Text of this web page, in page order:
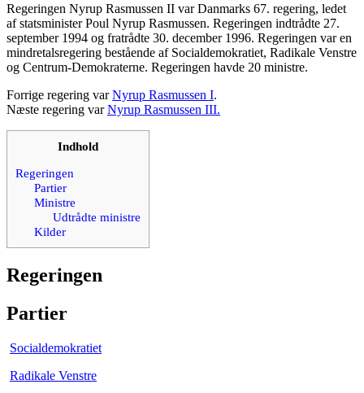
Regeringen Nyrup Rasmussen II var Danmarks 67. regering, ledet
af statsminister Poul Nyrup Rasmussen. Regeringen indtrådte 27.
september 1994 og fratrådte 30. december 1996. Regeringen var en
mindretalsregering bestående af Socialdemokratiet, Radikale Venstre
og Centrum-Demokraterne. Regeringen havde 20 ministre.
Forrige regering varNyrup Rasmussen I.
Næste regering varNyrup Rasmussen III.
Indhold
Regeringen
Partier
Ministre
Udtrådte ministre
Kilder
Regeringen
Partier
Socialdemokratiet
Radikale Venstre